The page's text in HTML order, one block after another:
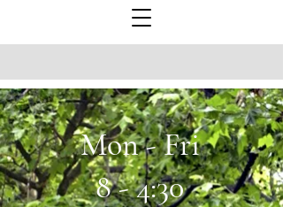
Mon - Fri
8 - 4:30